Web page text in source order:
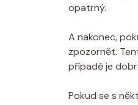
opatrný.
A nakonec,
zpozornět.
případě ⁣je
Pokud se s